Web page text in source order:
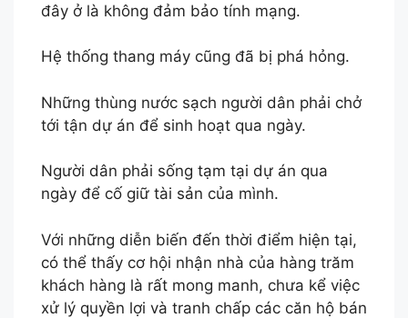
đây ở là không đảm bảo tính mạng.
Hệ thống thang máy cũng đã bị phá hỏng.
Những thùng nước sạch người dân phải chở
tới tận dự án để sinh hoạt qua ngày.
Người dân phải sống tạm tại dự án qua
ngày để cố giữ tài sản của mình.
Với những diễn biến đến thời điểm hiện tại,
có thể thấy cơ hội nhận nhà của hàng trăm
khách hàng là rất mong manh, chưa kể việc
xử lý quyền lợi và tranh chấp các căn hộ bán